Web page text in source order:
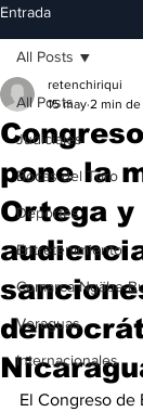
Entrada
All Posts
Judiciales
Bocas del Toro
Deportes
Entretenimiento
Comarca Ngäbe-
Veraguas
Internacionales
All Posts
pone la
Ortega
retenchiriqui
15 may 2 min
El Congreso de